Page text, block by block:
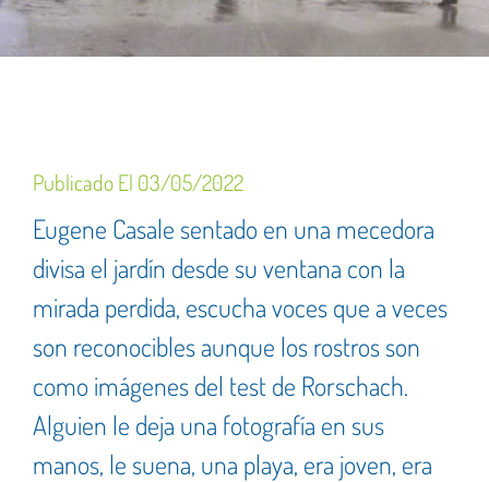
Publicado El 03/05/2022
Eugene Casale sentado en una mecedora
divisa el jardín desde su ventana con la
mirada perdida, escucha voces que a veces
son reconocibles aunque los rostros son
como imágenes del test de Rorschach.
Alguien le deja una fotografía en sus
manos, le suena, una playa, era joven, era